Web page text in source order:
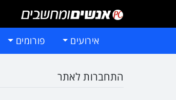
אירועים פורומים
התחברות לאתר